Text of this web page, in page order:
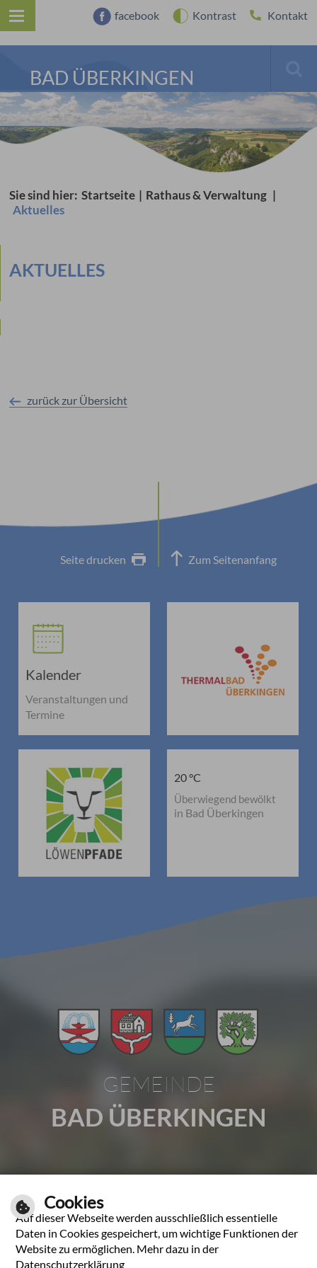
facebook Kontrast Kontakt
BAD ÜBERKINGEN
Sie sind hier: Startseite | Rathaus & Verwaltung |
Aktuelles
AKTUELLES
zurück zur Übersicht
Seite drucken Zum Seitenanfang
Kalender
Veranstaltungen und
Termine
20 °C
Überwiegend bewölkt
in Bad Überkingen
GEMEINDE
BAD ÜBERKINGEN
Tel.: 07331 2009-0 | Fax: 07331 2009-37
E-Mail schreiben
Unsere Öffnungszeiten
Cookies
Auf dieser Webseite werden ausschließlich essentielle
Daten in Cookies gespeichert, um wichtige Funktionen der
Website zu ermöglichen. Mehr dazu in der
Datenschutzerklärung